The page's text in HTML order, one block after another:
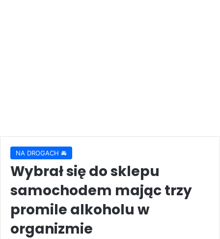
NA DROGACH 🚘
Wybrał się do sklepu
samochodem mając trzy
promile alkoholu w
organizmie